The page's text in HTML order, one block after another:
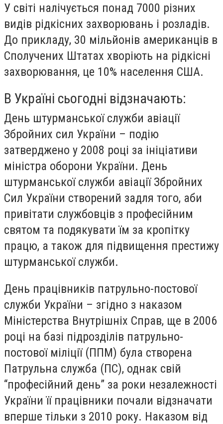
У світі налічується понад 7000 різних
видів рідкісних захворювань і розладів.
До прикладу, 30 мільйонів американців в
Сполучених Штатах хворіють на рідкісні
захворювання, це 10% населення США.
В Україні сьогодні відзначають:
День штурманської служби авіації
Збройних сил України – подію
затверджено у 2008 році за ініціативи
міністра оборони України. День
штурманської служби авіації Збройних
Сил України створений задля того, аби
привітати службовців з професійним
святом та подякувати їм за кропітку
працю, а також для підвищення престижу
штурманської служби.
День працівників патрульно-постової
служби України – згідно з наказом
Міністерства Внутрішніх Справ, ще в 2006
році на базі підрозділів патрульно-
постової міліції (ППМ) була створена
Патрульна служба (ПС), однак свій
“професійний день” за роки незалежності
України її працівники почали відзначати
вперше тільки з 2010 року. Наказом від